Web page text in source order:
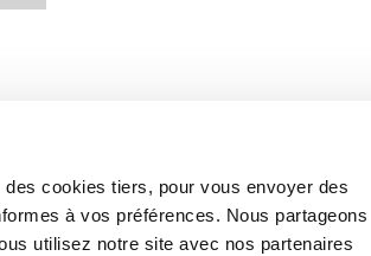
cookies tiers, pour vous envoyer des
à vos préférences. Nous partageons
utilisez notre site avec nos partenaires